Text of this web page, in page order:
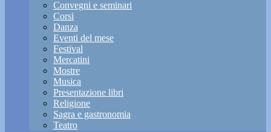
Convegni e seminari
Corsi
Danza
Eventi del mese
Festival
Mercatini
Mostre
Musica
Presentazione libri
Religione
Sagra e gastronomia
Teatro